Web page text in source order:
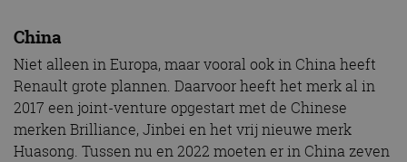
China
Niet alleen in Europa, maar vooral ook in China heeft
Renault grote plannen. Daarvoor heeft het merk al in
2017 een joint-venture opgestart met de Chinese
merken Brilliance, Jinbei en het vrij nieuwe merk
Huasong. Tussen nu en 2022 moeten er in China zeven